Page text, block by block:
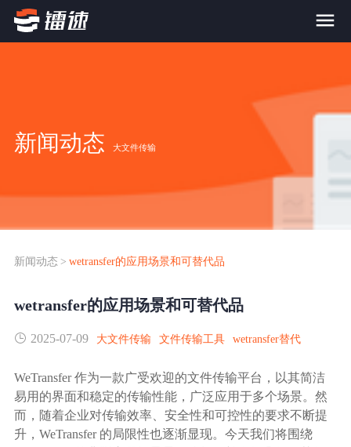
FTP替代升级
SDK传输应用集成
镭速FTP加速
跨国数据传输
数据同步
内外网文件交换
案例
关于镭速
新闻动态 大文件传输
新闻动态 > wetransfer的应用场景和可替代品
wetransfer的应用场景和可替代品
2025-07-09 大文件传输 文件传输工具 wetransfer替代
WeTransfer 作为一款广受欢迎的文件传输平台，以其简洁
易用的界面和稳定的传输性能，广泛应用于多个场景。然
而，随着企业对传输效率、安全性和可控性的要求不断提
升，WeTransfer 的局限性也逐渐显现。今天我们将围绕